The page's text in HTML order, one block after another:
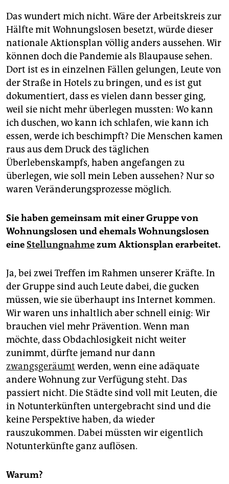
Das wundert mich nicht. Wäre der Arbeitskreis zur
Hälfte mit Wohnungslosen besetzt, würde dieser
nationale Aktionsplan völlig anders aussehen. Wir
können doch die Pandemie als Blaupause sehen.
Dort ist es in einzelnen Fällen gelungen, Leute von
der Straße in Hotels zu bringen, und es ist gut
dokumentiert, dass es vielen dann besser ging,
weil sie nicht mehr überlegen mussten: Wo kann
ich duschen, wo kann ich schlafen, wie kann ich
essen, werde ich beschimpft? Die Menschen kamen
raus aus dem Druck des täglichen
Überlebenskampfs, haben angefangen zu
überlegen, wie soll mein Leben aussehen? Nur so
waren Veränderungsprozesse möglich.
Sie haben gemeinsam mit einer Gruppe von
Wohnungslosen und ehemals Wohnungslosen
eineStellungnahmezum Aktionsplan erarbeitet.
Ja, bei zwei Treffen im Rahmen unserer Kräfte. In
der Gruppe sind auch Leute dabei, die gucken
müssen, wie sie überhaupt ins Internet kommen.
Wir waren uns inhaltlich aber schnell einig: Wir
brauchen viel mehr Prävention. Wenn man
möchte, dass Obdachlosigkeit nicht weiter
zunimmt, dürfte jemand nur dann
zwangsgeräumt werden, wenn eine adäquate
andere Wohnung zur Verfügung steht. Das
passiert nicht. Die Städte sind voll mit Leuten, die
in Notunterkünften untergebracht sind und die
keine Perspektive haben, da wieder
rauszukommen. Dabei müssten wir eigentlich
Notunterkünfte ganz auflösen.
Warum?